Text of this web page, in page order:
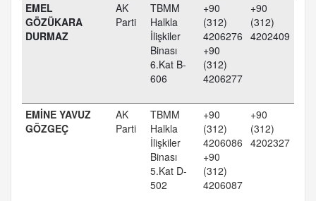
EMEL
GÖZÜKARA
DURMAZ
AK
Parti
TBMM
Halkla
İlişkiler
Binası
6.Kat B-
606
+90
(312)
4206276
+90
(312)
4206277
+90
(312)
4202409
EMİNE YAVUZ
GÖZGEÇ
AK
Parti
TBMM
Halkla
İlişkiler
Binası
5.Kat D-
502
+90
(312)
4206086
+90
(312)
4206087
+90
(312)
4202327